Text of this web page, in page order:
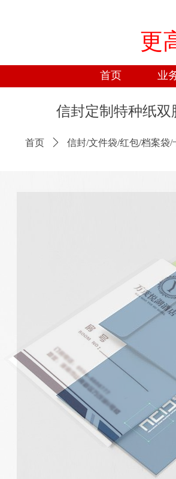
更
首页 业
首页 ꄲ 信封/文件袋/红包/档案袋/
信封定制特种纸双